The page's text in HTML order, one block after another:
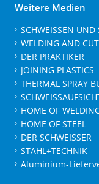
Weitere Medien
SCHWEISSEN UND
WELDING AND
DER PRAKTIKER
JOINING PLASTICS
THERMAL SPRAY
HOME OF
HOME OF STEEL
DER SCHWEISSER
STAHL+TECHNIK
Aluminium-